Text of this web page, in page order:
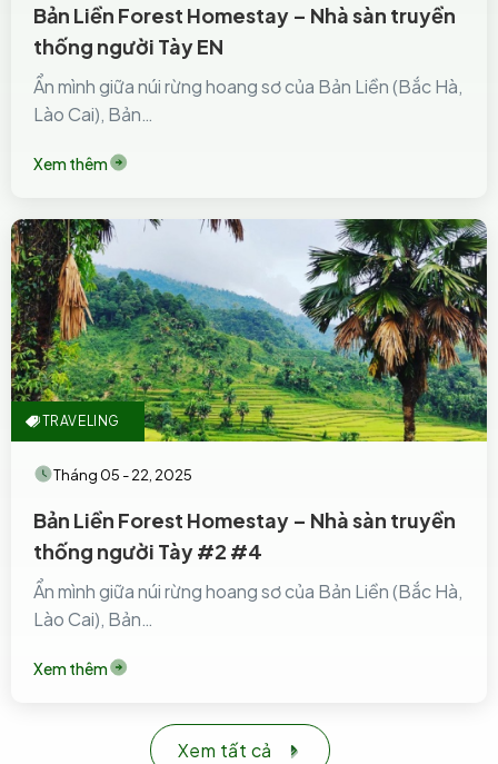
Bản Liền Forest Homestay – Nhà sàn truyền
thống người Tày EN
Ẩn mình giữa núi rừng hoang sơ của Bản Liền (Bắc Hà,
Lào Cai), Bản…
Xem thêm
TRAVELING
Tháng 05 - 22, 2025
Bản Liền Forest Homestay – Nhà sàn truyền
thống người Tày #2 #4
Ẩn mình giữa núi rừng hoang sơ của Bản Liền (Bắc Hà,
Lào Cai), Bản…
Xem thêm
Xem tất cả